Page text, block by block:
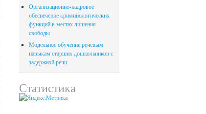
Организационно-кадровое
обеспечение криминологических
функций в местах лишения
свободы
Модельное обучение речевым
навыкам старших дошкольников с
задержкой речи
Статистика